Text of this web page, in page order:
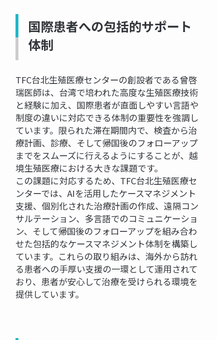
国際患者への包括的サポート
体制
TFC台北生殖医療センターの創設者である曾啓
瑞医師は、台湾で培われた高度な生殖医療技術
と経験に加え、国際患者が直面しやすい言語や
制度の違いに対応できる体制の重要性を強調し
ています。限られた滞在期間内で、検査から治
療計画、診療、そして帰国後のフォローアップ
までをスムーズに行えるようにすることが、越
境生殖医療における大きな課題です。
この課題に対応するため、TFC台北生殖医療セ
ンターでは、AIを活用したケースマネジメント
支援、個別化された治療計画の作成、遠隔コン
サルテーション、多言語でのコミュニケーショ
ン、そして帰国後のフォローアップを組み合わ
せた包括的なケースマネジメント体制を構築し
ています。これらの取り組みは、海外から訪れ
る患者への手厚い支援の一環として運用されて
おり、患者が安心して治療を受けられる環境を
提供しています。